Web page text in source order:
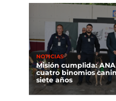
NOTICIAS
Misión cumplida:
cuatro binomios
siete años